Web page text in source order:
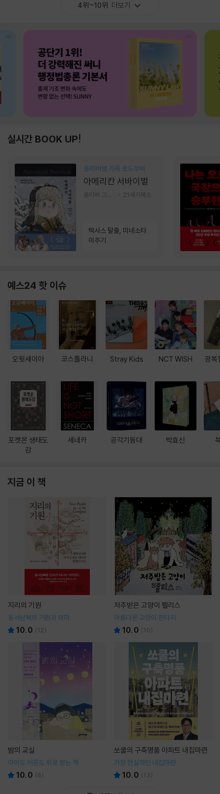
4위~10위 더보기
실시간 BOOK UP!
올리버쌤 가족 로드무비
아메리칸 서바이벌
21세기북스
텍사스 탈출, 미네소타
이주기
예스24 핫 이슈
오뒷세이아
포켓몬 생태도
감
코스톨라니
세네카
Stray Kids
공각기동대
NCT WISH
박효신
광복
지금 이 책
지리의 기원
동서남북의 기원과 의미
10.0 (12)
저주받은 고양이 펠리스
아름다운 고양이 판타지
10.0 (10)
밤의 교실
아이도 어른도 위로 받는 책
10.0 (6)
쏘쿨의 구축명품 아파트 내집마련
가장 현실적인 내집마련
10.0 (13)